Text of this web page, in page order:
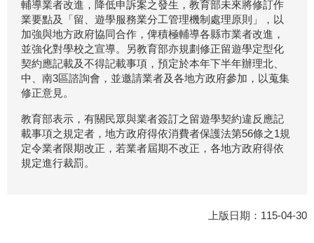
輔導業者改進，降低申訴案之發生，教育部未來將修訂作
業要點及「留、遊學服務業分工管理機制處理原則」，以
加強與地方政府協同合作，俾積極輔導各縣市業者改進，
並強化對學校之宣導。另教育部亦規劃修正留遊學定型化
契約應記載及不得記載事項，預定於本年下半年辦理北、
中、南3區諮詢會，並邀請業者及各地方政府參加，以蒐集
修正意見。
教育部表示，有關民眾與業者簽訂之留遊學契約違反應記
載事項之規定者，地方政府得依消費者保護法第56條之1規
定令業者限期改正，若業者屆期不改正，各地方政府得依
規定進行裁罰。
上版日期：115-04-30